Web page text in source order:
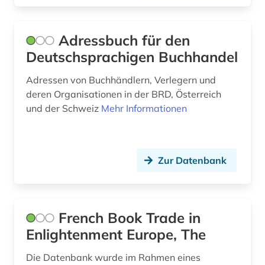
Adressbuch für den
Deutschsprachigen Buchhandel
Adressen von Buchhändlern, Verlegern und
deren Organisationen in der BRD, Österreich
und der Schweiz Mehr Informationen
Zur Datenbank
French Book Trade in
Enlightenment Europe, The
Die Datenbank wurde im Rahmen eines